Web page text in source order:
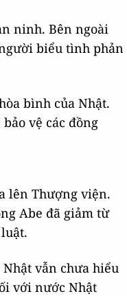
ninh. Bên ngoài
biểu tình phản
bình của Nhật.
vệ các đồng
lên Thượng viện.
Abe đã giảm từ
vẫn chưa hiểu
với nước Nhật